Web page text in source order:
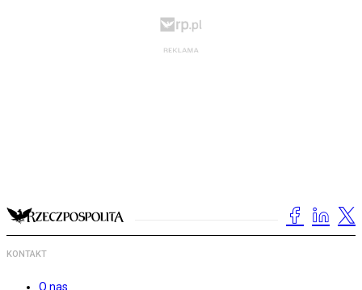
KONTAKT
O nas